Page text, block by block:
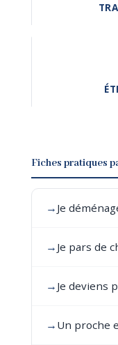
Fiches pratiques
→ Je
→ Je pars de
→ Je deviens
→ Un proche